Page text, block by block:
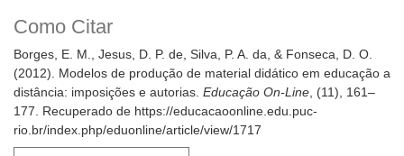
Como Citar
Borges, E. M., Jesus, D. P. de, Silva, P. A. da, & Fonseca, D. O.
(2012). Modelos de produção de material didático em educação a
distância: imposições e autorias. Educação On-Line, (11), 161–
177. Recuperado de https://educacaoonline.edu.puc-
rio.br/index.php/eduonline/article/view/1717